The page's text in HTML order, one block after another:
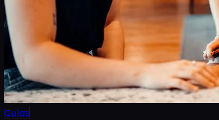
Guías